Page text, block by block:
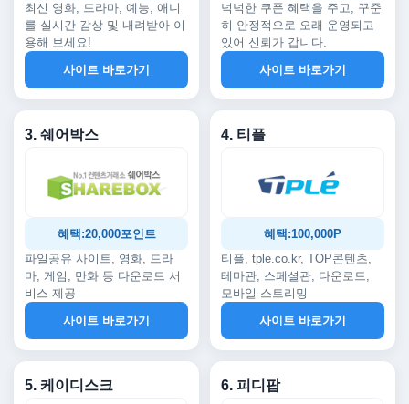
최신 영화, 드라마, 예능, 애니
를 실시간 감상 및 내려받아 이
용해 보세요!
사이트 바로가기
넉넉한 쿠폰 혜택을 주고, 꾸준
히 안정적으로 오래 운영되고
있어 신뢰가 갑니다.
사이트 바로가기
3. 쉐어박스
혜택:20,000포인트
파일공유 사이트, 영화, 드라
마, 게임, 만화 등 다운로드 서
비스 제공
사이트 바로가기
4. 티플
혜택:100,000P
티플, tple.co.kr, TOP콘텐츠,
테마관, 스페셜관, 다운로드,
모바일 스트리밍
사이트 바로가기
5. 케이디스크 6. 피디팝